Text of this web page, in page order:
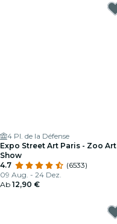
4 Pl. de la Défense
Expo Street Art Paris - Zoo Art
Show
4.7
(6533)
09 Aug. - 24 Dez.
Ab 12,90 €